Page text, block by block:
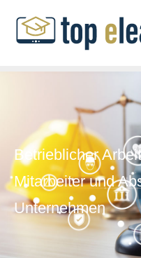
Betrieblicher
Mitarbeiter und
Unternehmen